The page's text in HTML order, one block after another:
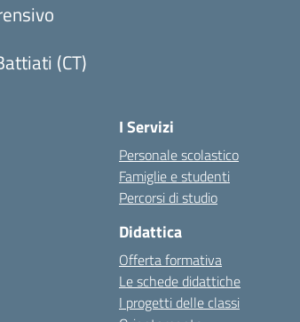
(CT)
I Servizi
Personale scolastico
Famiglie e studenti
Percorsi di studio
Didattica
Offerta formativa
Le schede didattiche
I progetti delle classi